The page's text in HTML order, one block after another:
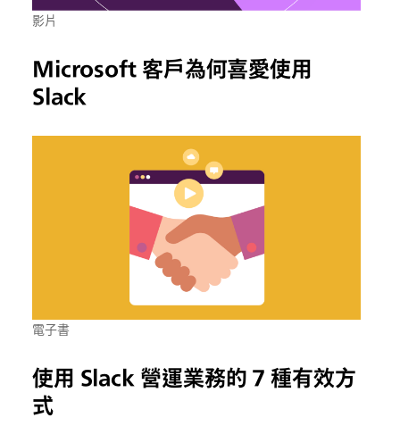
影片
Microsoft 客戶為何喜愛使用
Slack
電子書
使用 Slack 營運業務的 7 種有效方
式